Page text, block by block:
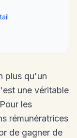
plus qu'un
une véritable
les
rémunératrices
de gagner de